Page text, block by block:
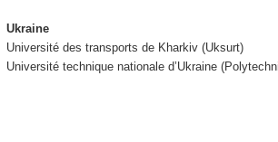
Ukraine
Université des transports de Kharkiv (Uksurt)
Université technique nationale d’Ukraine